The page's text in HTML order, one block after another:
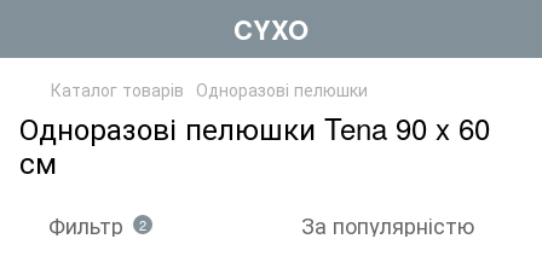
CYXO
Каталог товарів Одноразові пелюшки
Одноразові пелюшки Tena 90 x 60
см
Фильтр 2 За популярністю